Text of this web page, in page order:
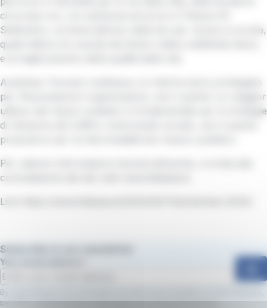
circa due ore, con partenza ed arrivo in Piazza XX
Settembre, sul tema dell’uso della bici per recarsi a scuola,
quale fattore di crescita dei bimbi e della collettività intera,
e di miglioramento della qualità della vita.
Autolinee Toscane costituisce un interlocutore privilegiato
per l’Associazione organizzatrice, sia in quanto un maggior
utilizzo del mezzo pubblico è fondamentale per le strategie
di riduzione del traffico motorizzato privato, sia in quanto
propulsore per la intermodalità bici-mezzo pubblico.
Per ulteriori informazioni inerenti all’evento, si invita alla
consultazione del sito web
Link
Subscribe to our newsletter
Your email address
By subscribing to the newsletter, you will receive updates on new services,
benefits, and promotions.Click here to view the privacy policy